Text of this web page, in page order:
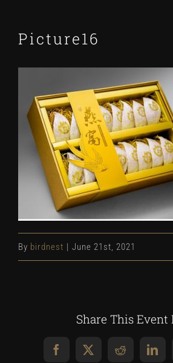
Picture16
By birdnest | June 21st, 2021
Share This Event
Facebook
X Reddit